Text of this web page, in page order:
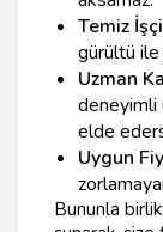
Temiz
gürültü ile
Uzman
deneyimli
elde
Uygun
Bununla